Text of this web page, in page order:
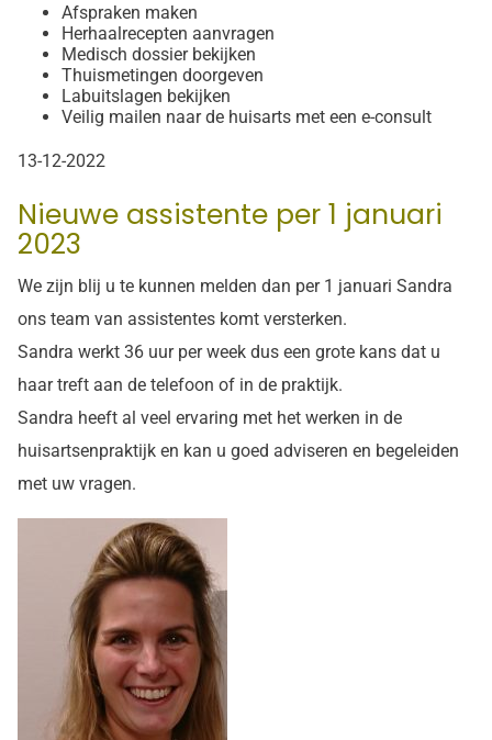
Afspraken maken
Herhaalrecepten aanvragen
Medisch dossier bekijken
Thuismetingen doorgeven
Labuitslagen bekijken
Veilig mailen naar de huisarts met een e-consult
13-12-2022
Nieuwe assistente per 1 januari
2023
We zijn blij u te kunnen melden dan per 1 januari Sandra
ons team van assistentes komt versterken.
Sandra werkt 36 uur per week dus een grote kans dat u
haar treft aan de telefoon of in de praktijk.
Sandra heeft al veel ervaring met het werken in de
huisartsenpraktijk en kan u goed adviseren en begeleiden
met uw vragen.